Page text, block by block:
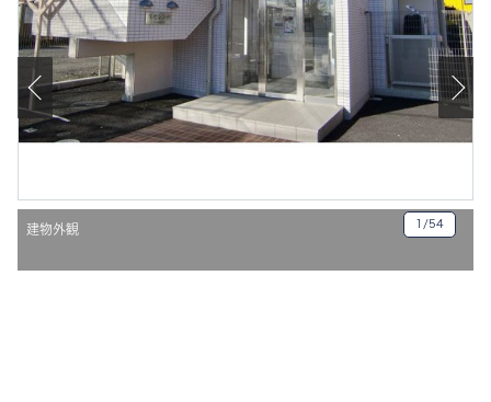
店舗情
報
chevron_right
お問い
合わ
せ・資
chevron_right
建物外観 1/54